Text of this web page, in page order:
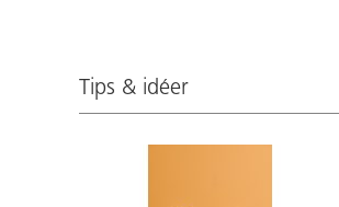
Tips & idéer